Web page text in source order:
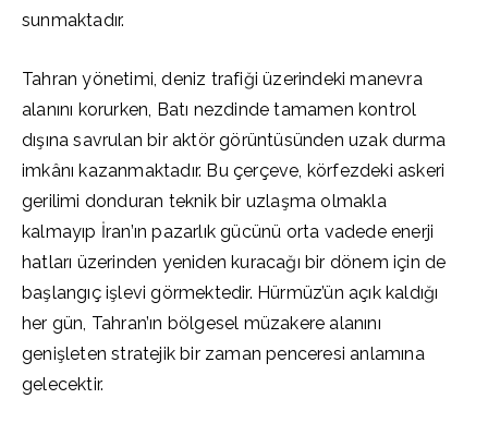
sunmaktadır.
Tahran yönetimi, deniz trafiği üzerindeki manevra
alanını korurken, Batı nezdinde tamamen kontrol
dışına savrulan bir aktör görüntüsünden uzak durma
imkânı kazanmaktadır. Bu çerçeve, körfezdeki askeri
gerilimi donduran teknik bir uzlaşma olmakla
kalmayıp İran’ın pazarlık gücünü orta vadede enerji
hatları üzerinden yeniden kuracağı bir dönem için de
başlangıç işlevi görmektedir. Hürmüz’ün açık kaldığı
her gün, Tahran’ın bölgesel müzakere alanını
genişleten stratejik bir zaman penceresi anlamına
gelecektir.